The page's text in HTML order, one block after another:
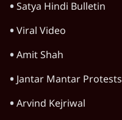
Satya Hindi Bulletin
Viral Video
Amit Shah
Jantar Mantar Protests
Arvind Kejriwal